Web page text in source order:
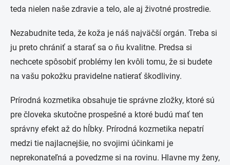
teda nielen naše zdravie a telo, ale aj životné prostredie.
Nezabudnite teda, že koža je náš najväčší orgán. Treba si
ju preto chrániť a starať sa o ňu kvalitne. Predsa si
nechcete spôsobiť problémy len kvôli tomu, že si budete
na vašu pokožku pravidelne natierať škodliviny.
Prírodná kozmetika obsahuje tie správne zložky, ktoré sú
pre človeka skutočne prospešné a ktoré budú mať ten
správny efekt až do hĺbky. Prírodná kozmetika nepatrí
medzi tie najlacnejšie, no svojimi účinkami je
neprekonateľná a povedzme si na rovinu. Hlavne my ženy,